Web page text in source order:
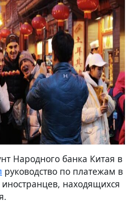
Народного банка Китая в
руководство по платежам в
находящихся